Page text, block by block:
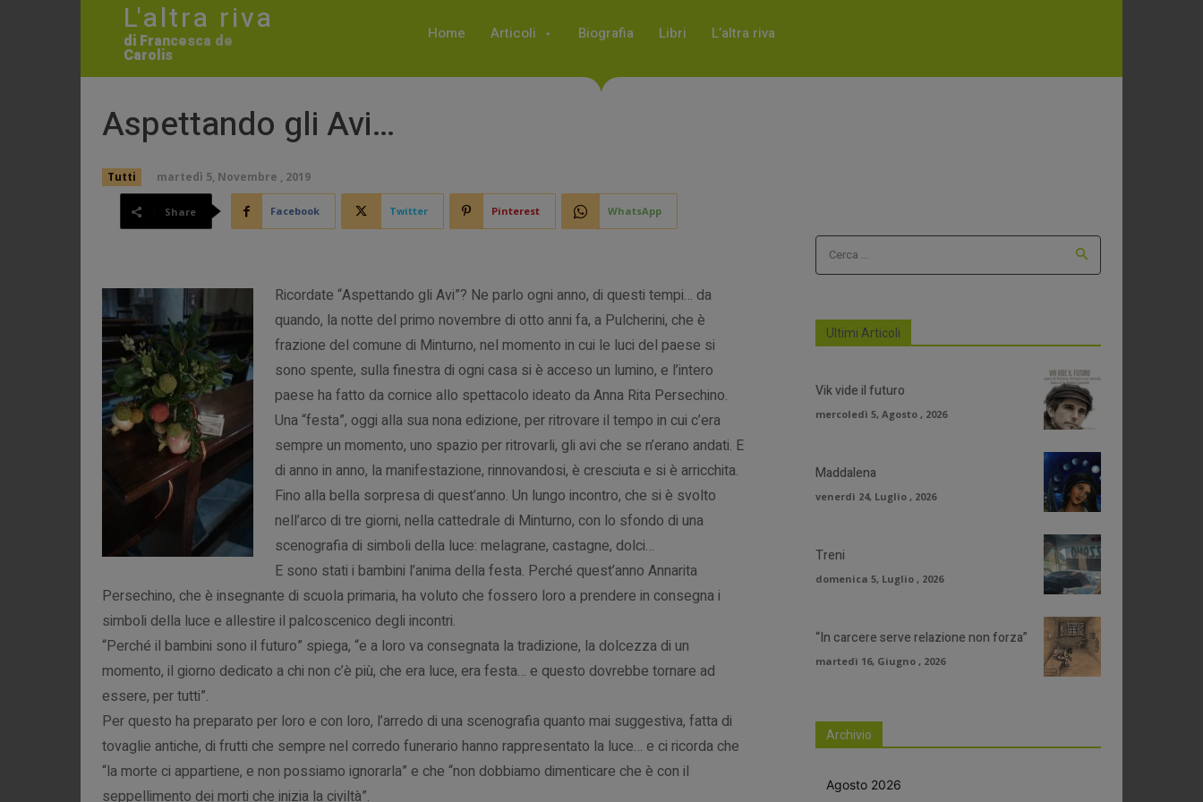
L'altra riva
di Francesca de
Carolis
Home Articoli Biografia Libri L’altra riva
Aspettando gli Avi…
Tutti martedì 5, Novembre , 2019
Share Facebook Twitter Pinterest WhatsApp
Ricordate “Aspettando gli Avi”? Ne parlo ogni anno, di questi tempi… da
quando, la notte del primo novembre di otto anni fa, a Pulcherini, che è
frazione del comune di Minturno, nel momento in cui le luci del paese si
sono spente, sulla finestra di ogni casa si è acceso un lumino, e l’intero
paese ha fatto da cornice allo spettacolo ideato da Anna Rita Persechino.
Una “festa”, oggi alla sua nona edizione, per ritrovare il tempo in cui c’era
sempre un momento, uno spazio per ritrovarli, gli avi che se n’erano andati. E
di anno in anno, la manifestazione, rinnovandosi, è cresciuta e si è arricchita.
Fino alla bella sorpresa di quest’anno. Un lungo incontro, che si è svolto
nell’arco di tre giorni, nella cattedrale di Minturno, con lo sfondo di una
scenografia di simboli della luce: melagrane, castagne, dolci…
E sono stati i bambini l’anima della festa. Perché quest’anno Annarita
Persechino, che è insegnante di scuola primaria, ha voluto che fossero loro a prendere in consegna i
simboli della luce e allestire il palcoscenico degli incontri.
“Perché il bambini sono il futuro” spiega, “e a loro va consegnata la tradizione, la dolcezza di un
momento, il giorno dedicato a chi non c’è più, che era luce, era festa… e questo dovrebbe tornare ad
essere, per tutti”.
Per questo ha preparato per loro e con loro, l’arredo di una scenografia quanto mai suggestiva, fatta di
tovaglie antiche, di frutti che sempre nel corredo funerario hanno rappresentato la luce… e ci ricorda che
“la morte ci appartiene, e non possiamo ignorarla” e che “non dobbiamo dimenticare che è con il
seppellimento dei morti che inizia la civiltà”.
Cerca ...
Ultimi Articoli
Vik vide il futuro
mercoledì 5, Agosto , 2026
Maddalena
venerdì 24, Luglio , 2026
Treni
domenica 5, Luglio , 2026
“In carcere serve relazione non forza”
martedì 16, Giugno , 2026
Archivio
Agosto 2026